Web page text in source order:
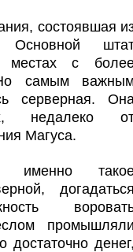
состоявшая
Основной
местах с
самым
серверная.
недалеко
Магуса.
именно
достаточно